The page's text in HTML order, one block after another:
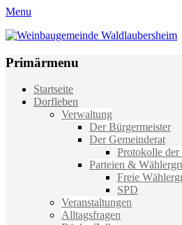
Menu
Weinbaugemeinde Waldlaubersheim
Primärmenu
Weiter
zum
Startseite
Dorfleben
Verwaltung
Der Bürgermeister
Der Gemeinderat
Protokolle der
Parteien &
Freie
SPD
Veranstaltungen
Alltagsfragen